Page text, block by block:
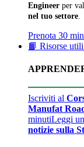
Engineer per
nel tuo settore
Prenota 30
📙 Risorse
Iscriviti al
Manufat
minutiLeggi un
notizie sulla